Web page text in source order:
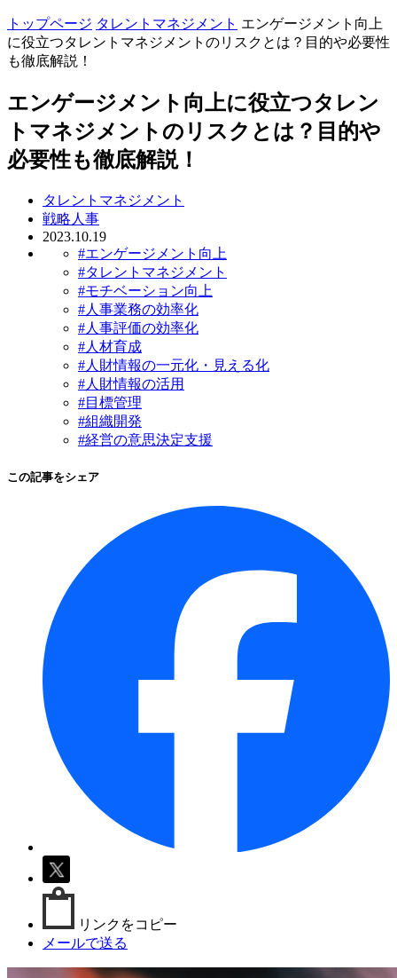
トップページ タレントマネジメント エンゲージメント向上
に役立つタレントマネジメントのリスクとは？目的や必要性
も徹底解説！
エンゲージメント向上に役立つタレン
トマネジメントのリスクとは？目的や
必要性も徹底解説！
タレントマネジメント
戦略人事
2023.10.19
#エンゲージメント向上
#タレントマネジメント
#モチベーション向上
#人事業務の効率化
#人事評価の効率化
#人材育成
#人財情報の一元化・見える化
#人財情報の活用
#目標管理
#組織開発
#経営の意思決定支援
この記事をシェア
リンクをコピー
メールで送る